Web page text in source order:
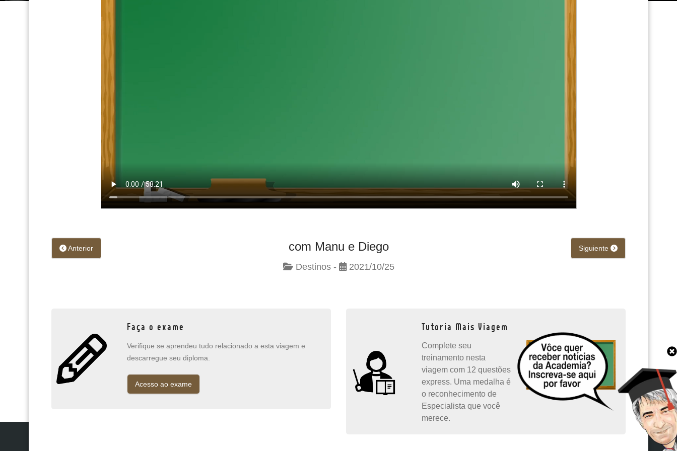
Anterior com Manu e Diego
Destinos - 2021/10/25
Siguiente
Faça o exame
Verifique se aprendeu tudo relacionado a esta viagem e
descarregue seu diploma.
Acesso ao exame
Tutoria Mais Viagem
Complete seu
treinamento nesta
viagem com 12 questões
express. Uma medalha é
o reconhecimento de
Especialista que você
merece.